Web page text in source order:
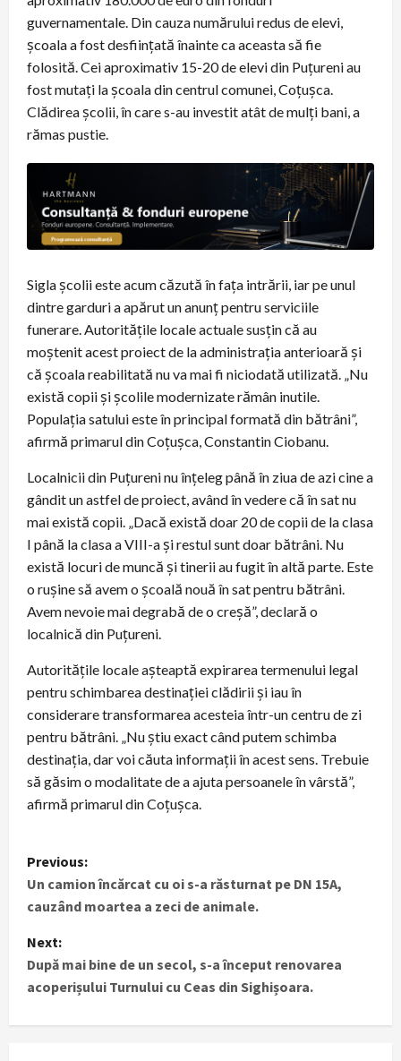
guvernamentale. Din cauza numărului redus de elevi,
școala a fost desființată înainte ca aceasta să fie
folosită. Cei aproximativ 15-20 de elevi din Puțureni au
fost mutați la școala din centrul comunei, Coțușca.
Clădirea școlii, în care s-au investit atât de mulți bani, a
rămas pustie.
Sigla școlii este acum căzută în fața intrării, iar pe unul
dintre garduri a apărut un anunț pentru serviciile
funerare. Autoritățile locale actuale susțin că au
moștenit acest proiect de la administrația anterioară și
că școala reabilitată nu va mai fi niciodată utilizată. „Nu
există copii și școlile modernizate rămân inutile.
Populația satului este în principal formată din bătrâni”,
afirmă primarul din Coțușca, Constantin Ciobanu.
Localnicii din Puțureni nu înțeleg până în ziua de azi cine a
gândit un astfel de proiect, având în vedere că în sat nu
mai există copii. „Dacă există doar 20 de copii de la clasa
I până la clasa a VIII-a și restul sunt doar bătrâni. Nu
există locuri de muncă și tinerii au fugit în altă parte. Este
o rușine să avem o școală nouă în sat pentru bătrâni.
Avem nevoie mai degrabă de o creșă”, declară o
localnică din Puțureni.
Autoritățile locale așteaptă expirarea termenului legal
pentru schimbarea destinației clădirii și iau în
considerare transformarea acesteia într-un centru de zi
pentru bătrâni. „Nu știu exact când putem schimba
destinația, dar voi căuta informații în acest sens. Trebuie
să găsim o modalitate de a ajuta persoanele în vârstă”,
afirmă primarul din Coțușca.
P
o
s
t
Previous:
Un camion încărcat cu oi s-a răsturnat pe DN 15A,
cauzând moartea a zeci de animale.
Next:
După mai bine de un secol, s-a început renovarea
acoperișului Turnului cu Ceas din Sighișoara.